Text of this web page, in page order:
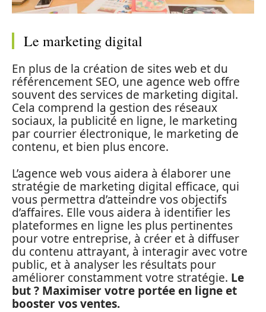
Le marketing digital
En plus de la création de sites web et du
référencement SEO, une agence web offre
souvent des services de marketing digital.
Cela comprend la gestion des réseaux
sociaux, la publicité en ligne, le marketing
par courrier électronique, le marketing de
contenu, et bien plus encore.
L’agence web vous aidera à élaborer une
stratégie de marketing digital efficace, qui
vous permettra d’atteindre vos objectifs
d’affaires. Elle vous aidera à identifier les
plateformes en ligne les plus pertinentes
pour votre entreprise, à créer et à diffuser
du contenu attrayant, à interagir avec votre
public, et à analyser les résultats pour
améliorer constamment votre stratégie. Le
but ? Maximiser votre portée en ligne et
booster vos ventes.